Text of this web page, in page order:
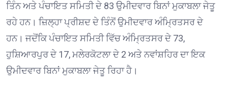
ਤਿੰਨ ਅਤੇ ਪੰਚਾਇਤ ਸਮਿਤੀ ਦੇ 83 ਉਮੀਦਵਾਰ ਬਿਨਾਂ ਮੁਕਾਬਲਾ ਜੇਤੂ
ਰਹੇ ਹਨ। ਜ਼ਿਲ੍ਹਾ ਪ੍ਰੀਸ਼ਦ ਦੇ ਤਿੰਨੋਂ ਉਮੀਦਵਾਰ ਅੰਮ੍ਰਿਤਸਰ ਦੇ
ਹਨ। ਜਦੋਂਕਿ ਪੰਚਾਇਤ ਸਮਿਤੀ ਵਿੱਚ ਅੰਮ੍ਰਿਤਸਰ ਦੇ 73,
ਹੁਸ਼ਿਆਰਪੁਰ ਦੇ 17, ਮਲੇਰਕੋਟਲਾ ਦੇ 2 ਅਤੇ ਨਵਾਂਸ਼ਹਿਰ ਦਾ ਇਕ
ਉਮੀਦਵਾਰ ਬਿਨਾਂ ਮੁਕਾਬਲਾ ਜੇਤੂ ਰਿਹਾ ਹੈ।